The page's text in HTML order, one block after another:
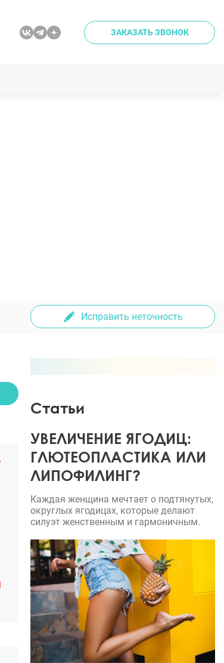
ЗАКАЗАТЬ ЗВОНОК
Исправить неточность
Статьи
УВЕЛИЧЕНИЕ ЯГОДИЦ:
ГЛЮТЕОПЛАСТИКА ИЛИ
ЛИПОФИЛИНГ?
Каждая женщина мечтает о подтянутых,
округлых ягодицах, которые делают
силуэт женственным и гармоничным.